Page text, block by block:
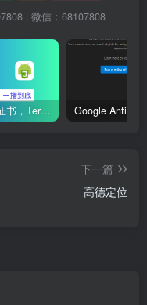
| 微信：68107808
使用100年证书，Termux部署本地Autojs验证服务器
下一篇
高德定位